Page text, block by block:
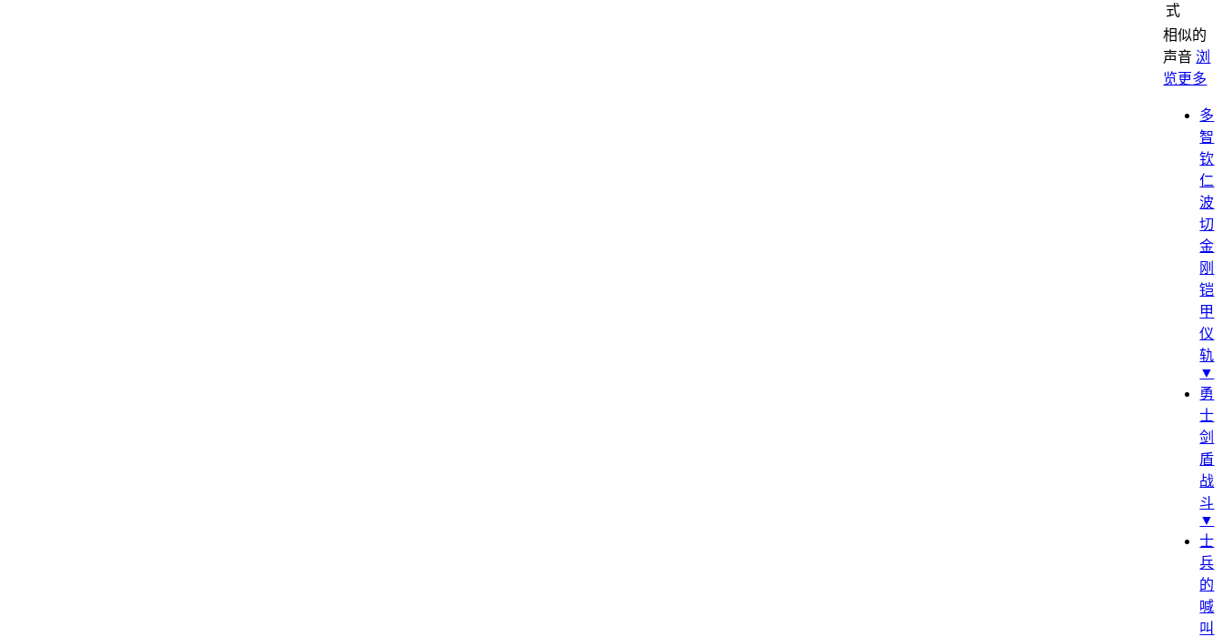
式
相似的
声音 浏
览更多
多
智
钦
仁
波
切
金
刚
铠
甲
仪
轨
▼
勇
士
剑
盾
战
斗
▼
士
兵
的
喊
叫